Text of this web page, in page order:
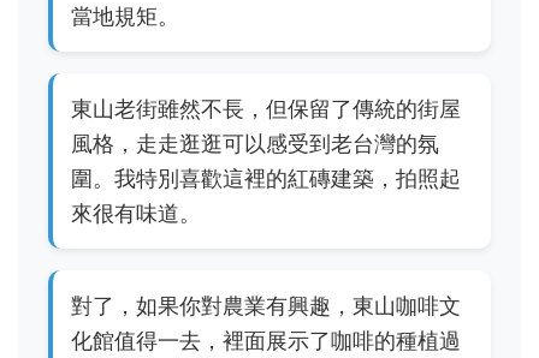
當地規矩。
東山老街雖然不長，但保留了傳統的街屋
風格，走走逛逛可以感受到老台灣的氛
圍。我特別喜歡這裡的紅磚建築，拍照起
來很有味道。
對了，如果你對農業有興趣，東山咖啡文
化館值得一去，裡面展示了咖啡的種植過